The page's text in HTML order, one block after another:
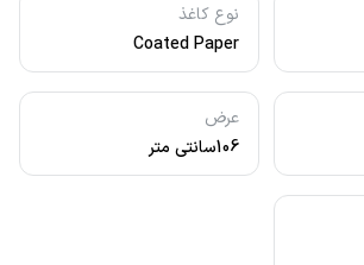
نوع کاغذ
Coated Paper
عرض
106سانتی متر